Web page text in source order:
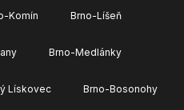
Komín Brno-Líšeň
Brno-Medlánky
Lískovec Brno-Bosonohy